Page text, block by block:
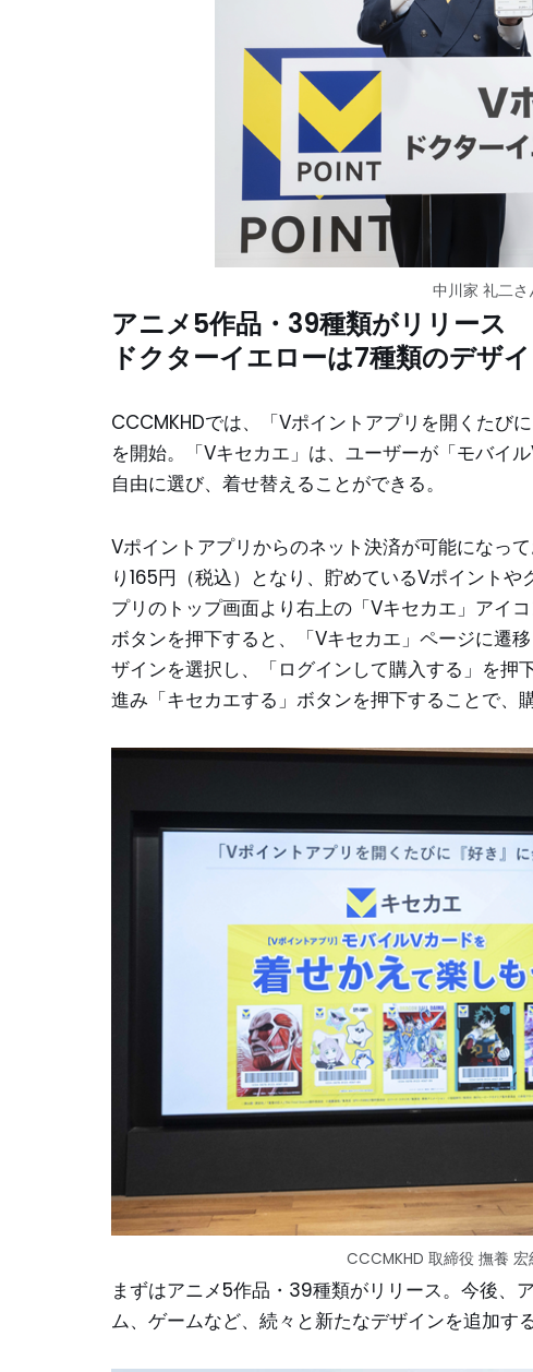
中川家 礼二
アニメ5作品・39種類がリリース
ドクターイエローは7種類のデザ
CCCMKHDでは、「Vポイントアプリを開くたび
を開始。「Vキセカエ」は、ユーザーが「モバイ
自由に選び、着せ替えることができる。
Vポイントアプリからのネット決済が可能になっ
り165円（税込）となり、貯めているVポイント
プリのトップ画面より右上の「Vキセカエ」アイ
ボタンを押下すると、「Vキセカエ」ページに遷
ザインを選択し、「ログインして購入する」を
進み「キセカエする」ボタンを押下することで、
CCCMKHD 取締役 撫養
まずはアニメ5作品・39種類がリリース。今後、
ム、ゲームなど、続々と新たなデザインを追加す